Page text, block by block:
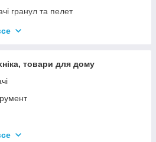
гранул та пелет
товари для дому